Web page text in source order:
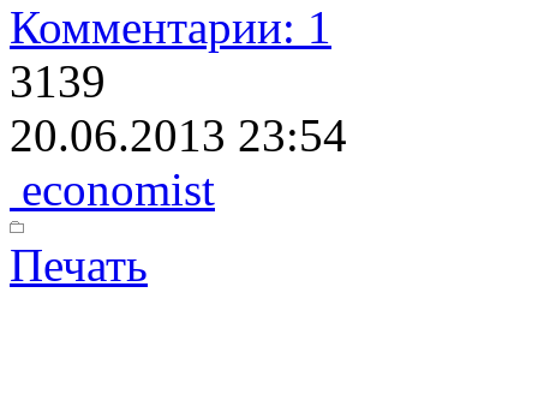
Комментарии: 1
3139
20.06.2013 23:54
economist
Печать